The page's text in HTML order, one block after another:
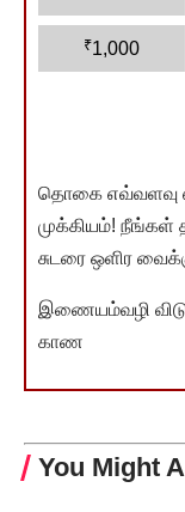
₹1,000
தொகை எவ்வளவு
முக்கியம்! நீங்கள்
சுடரை ஒளிர
இணையம்வழி
காண
You Might